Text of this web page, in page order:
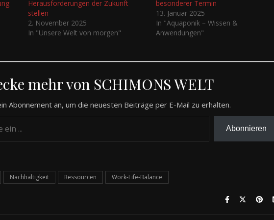
Herausforderungen der Zukunft
stellen
2. November 2025
In "Unsere Welt von morgen"
besonderer Termin
13. Januar 2025
In "Aquaponik – Wissen &
Anwendungen"
mehr von SCHIMONS WELT
Abonnement an, um die neuesten Beiträge per E-Mail zu erhalten.
Abonnieren
Nachhaltigkeit Ressourcen Work-Life-Balance